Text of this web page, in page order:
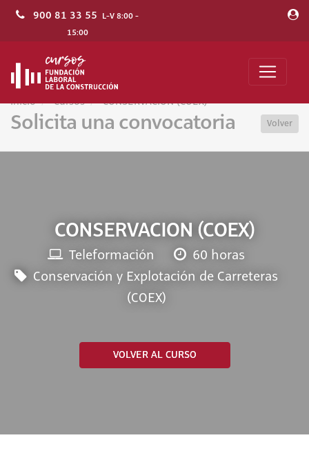
900 81 33 55 L-V 8:00 -
15:00
Inicio Cursos CONSERVACION (COEX)
Solicita una convocatoria Volver
CONSERVACION (COEX)
Teleformación
60 horas
Conservación y Explotación de Carreteras
(COEX)
VOLVER AL CURSO